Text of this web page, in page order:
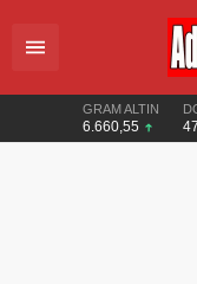
GRAM ALTIN
6.660,55